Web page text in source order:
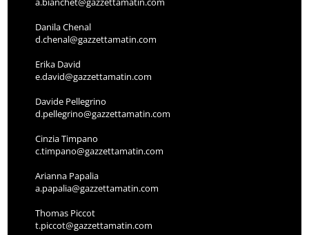
Danila Chenal
d.chenal@gazzettamatin.com
Erika David
e.david@gazzettamatin.com
Davide Pellegrino
d.pellegrino@gazzettamatin.com
Cinzia Timpano
c.timpano@gazzettamatin.com
Arianna Papalia
a.papalia@gazzettamatin.com
Thomas Piccot
t.piccot@gazzettamatin.com